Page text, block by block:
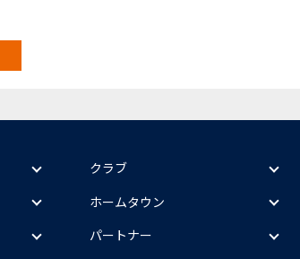
クラブ
ホームタウン
パートナー